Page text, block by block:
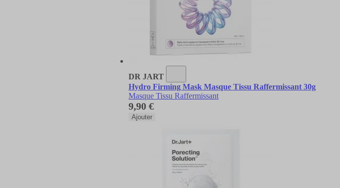
DR JART
Hydro Firming Mask Masque Tissu Raffermissant 30g
Masque Tissu Raffermissant
9,90 €
Ajouter